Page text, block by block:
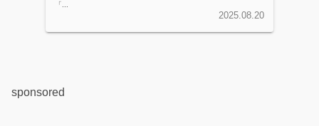
「...
2025.08.20
sponsored